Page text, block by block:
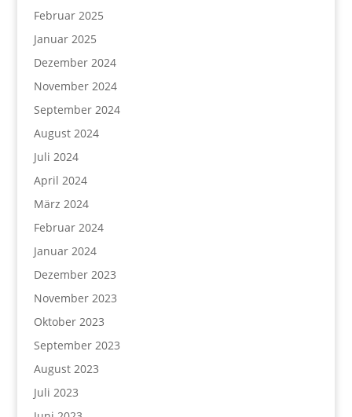
Februar 2025
Januar 2025
Dezember 2024
November 2024
September 2024
August 2024
Juli 2024
April 2024
März 2024
Februar 2024
Januar 2024
Dezember 2023
November 2023
Oktober 2023
September 2023
August 2023
Juli 2023